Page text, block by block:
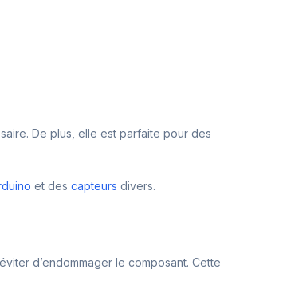
De plus, elle est parfaite pour des
et des capteurs divers.
d’endommager le composant. Cette